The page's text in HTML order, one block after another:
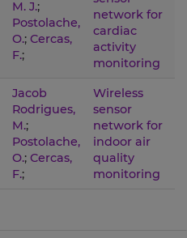
M. J.;
Postolache,
O.; Cercas,
F.;
network for
cardiac
activity
monitoring
Jacob
Rodrigues,
M.;
Postolache,
O.; Cercas,
F.;
Wireless
sensor
network for
indoor air
quality
monitoring